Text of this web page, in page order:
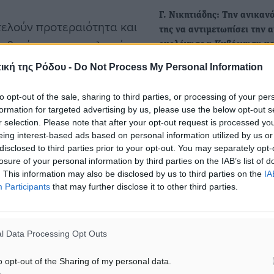
της Ρόδου - Do Not Process My Personal Information
opt-out of the sale, sharing to third parties, or processing of your
for targeted advertising by us, please use the below opt-out
selection. Please note that after your opt-out request is processed
interest-based ads based on personal information utilized by us
to third parties prior to your opt-out. You may separately
of your personal information by third parties on the IAB’s list of
This information may also be disclosed by us to third parties on the
Participants that may further disclose it to other third parties.
Data Processing Opt Outs
opt-out of the Sharing of my personal data.
προτεραιότητα και
του «επιτελικού
καλούμε το
της γραμμής,
και να διερευνήσει
γραμμή, πλοίο
σαφείς δεσμεύσεις
ότι τα νησιά δεν
όπως ήδη έχει γίνει
της απευθείας
της Καρπάθου, ο
Ναυτιλίας και
Γ. Νικητιάδης: Την
της να αντιμετωπίσει την
ομολόγησε η Κυβέρνηση
την πλήρη ανικανότητα
ελέγξει την…
Γ.Νικητιάδης: Ο
ΦΠΑ στο ελαιόλαδο στην
δείχνει την ανικανότητα
αβουλία της ΝΔ